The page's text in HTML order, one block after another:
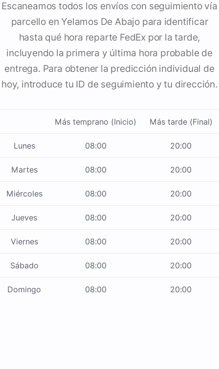
Escaneamos todos los envíos con seguimiento vía
parcello en Yelamos De Abajo para identificar
hasta qué hora reparte FedEx por la tarde,
incluyendo la primera y última hora probable de
entrega. Para obtener la predicción individual de
hoy, introduce tu ID de seguimiento y tu dirección.
Más temprano (Inicio) Más tarde (Final)
Lunes 08:00 20:00
Martes 08:00 20:00
Miércoles 08:00 20:00
Jueves 08:00 20:00
Viernes 08:00 20:00
Sábado 08:00 20:00
Domingo 08:00 20:00